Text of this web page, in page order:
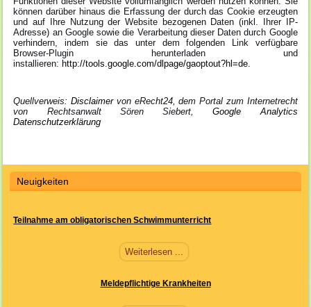
können darüber hinaus die Erfassung der durch das Cookie erzeugten
und auf Ihre Nutzung der Website bezogenen Daten (inkl. Ihrer IP-
Adresse) an Google sowie die Verarbeitung dieser Daten durch Google
verhindern, indem sie das unter dem folgenden Link verfügbare
Browser-Plugin herunterladen und
installieren: http://tools.google.com/dlpage/gaoptout?hl=de.
Quellverweis:Disclaimervon eRecht24, dem Portal zum Internetrecht
von Rechtsanwalt Sören Siebert,Google Analytics
Datenschutzerklärung
Neuigkeiten
Teilnahme am obligatorischen Schwimmunterricht
Weiterlesen ...
Meldepflichtige Krankheiten